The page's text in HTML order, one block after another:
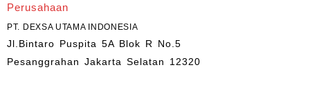
Perusahaan
PT. DEXSA UTAMA INDONESIA
Jl.Bintaro Puspita 5A Blok R No.5
Pesanggrahan Jakarta Selatan 12320